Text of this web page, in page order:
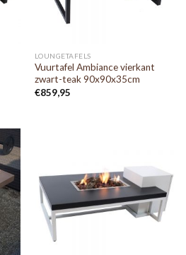
LOUNGETAFELS
Vuurtafel Ambiance vierkant
zwart-teak 90x90x35cm
€859,95